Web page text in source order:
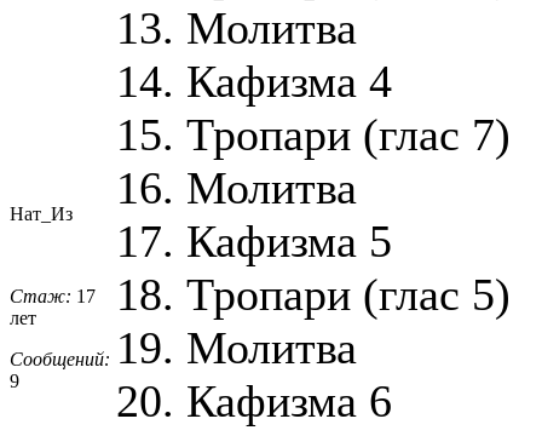
Нат_Из
Стаж: 17
лет
Сообщений:
9
13. Молитва
14. Кафизма 4
15. Тропари (глас 7)
16. Молитва
17. Кафизма 5
18. Тропари (глас 5)
19. Молитва
20. Кафизма 6